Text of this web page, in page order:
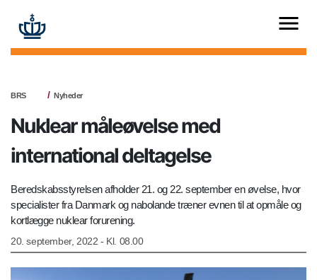
BRS Nyheder
Nuklear måleøvelse med
international deltagelse
Beredskabsstyrelsen afholder 21. og 22. september en øvelse, hvor
specialister fra Danmark og nabolande træner evnen til at opmåle og
kortlægge nuklear forurening.
20. september, 2022 - Kl. 08.00